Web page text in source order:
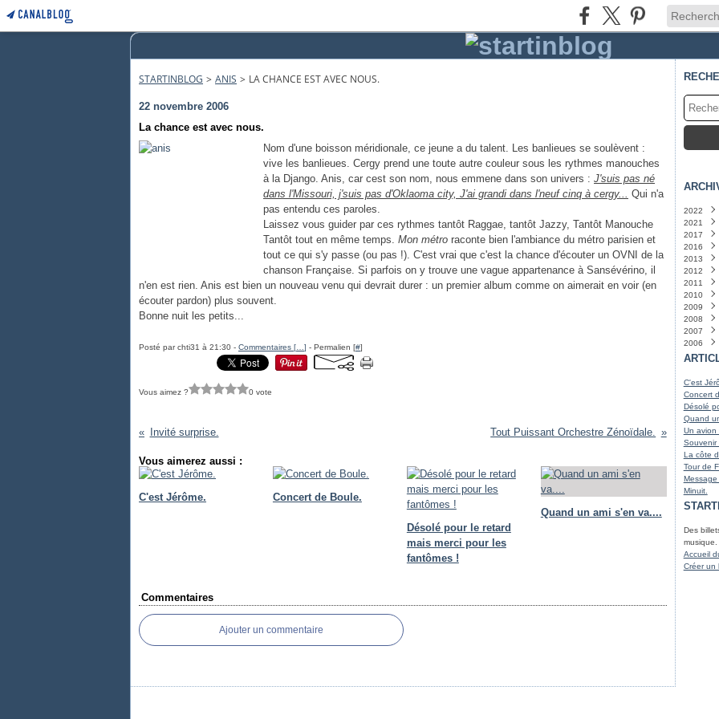
STARTINBLOG > ANIS > LA CHANCE EST AVEC NOUS.
22 novembre 2006
La chance est avec nous.
Nom d'une boisson méridionale, ce jeune a du talent. Les banlieues se soulèvent :
vive les banlieues. Cergy prend une toute autre couleur sous les rythmes manouches
à la Django. Anis, car cest son nom, nous emmene dans son univers : J'suis pas né
dans l'Missouri, j'suis pas d'Oklaoma city, J'ai grandi dans l'neuf cinq à cergy... Qui n'a
pas entendu ces paroles.
Laissez vous guider par ces rythmes tantôt Raggae, tantôt Jazzy, Tantôt Manouche
Tantôt tout en même temps. Mon métro raconte bien l'ambiance du métro parisien et
tout ce qui s'y passe (ou pas !). C'est vrai que c'est la chance d'écouter un OVNI de la
chanson Française. Si parfois on y trouve une vague appartenance à Sansévérino, il
n'en est rien. Anis est bien un nouveau venu qui devrait durer : un premier album comme on aimerait en voir (en
écouter pardon) plus souvent.
Bonne nuit les petits...
Posté par chti31 à 21:30 - Commentaires [ ] - Permalien [#]
Vous aimez ? 0 vote
Invité surprise. Tout Puissant Orchestre Zénoïdale.
Vous aimerez aussi :
C'est Jérôme. Concert de Boule.
Désolé pour le retard
mais merci pour les
fantômes !
Quand un ami s'en va....
Commentaires
Ajouter un commentaire
2022
Juin
Mars
2021
Juillet
Juin
2017
Mars
2016
2013
Juin
2012
Juillet
2011
Juillet
Juin
2010
2009
Juillet
Mai
Avril
Mars
2008
Juillet
Juin
Avril
Mars
2007
Août
Juillet
Juin
Mai
Mars
2006
Août
Juillet
C'est
Concert
Désolé
Quand
Un avion
Souvenir
La côte
Tour de
Message
Minuit.
Des
musique.
Accueil
Créer un